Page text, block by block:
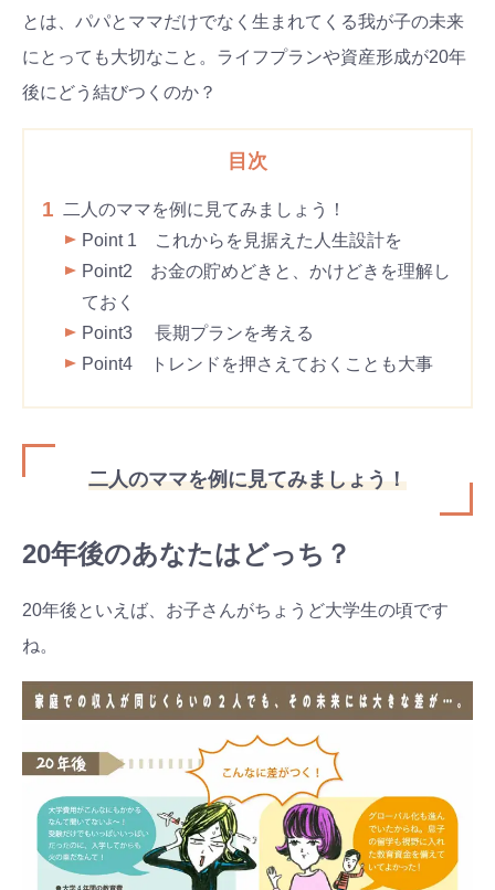
とは、パパとママだけでなく生まれてくる我が子の未来
にとっても大切なこと。ライフプランや資産形成が20年
後にどう結びつくのか？
目次
1
二人のママを例に見てみましょう！
Point 1 これからを見据えた人生設計を
Point2 お金の貯めどきと、かけどきを理解し
ておく
Point3 長期プランを考える
Point4 トレンドを押さえておくことも大事
二人のママを例に見てみましょう！
20年後のあなたはどっち？
20年後といえば、お子さんがちょうど大学生の頃です
ね。